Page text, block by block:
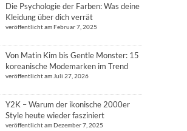
Die Psychologie der Farben: Was deine
Kleidung über dich verrät
veröffentlicht am Februar 7, 2025
Von Matin Kim bis Gentle Monster: 15
koreanische Modemarken im Trend
veröffentlicht am Juli 27, 2026
Y2K – Warum der ikonische 2000er
Style heute wieder fasziniert
veröffentlicht am Dezember 7, 2025